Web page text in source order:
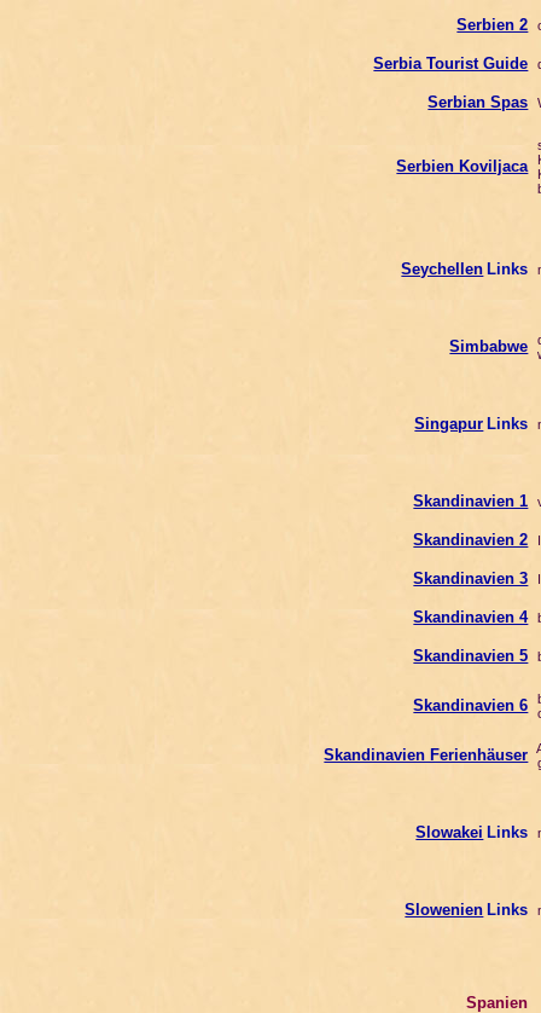
Serbien 2
Serbia Tourist Guide
Serbian Spas
Serbien Koviljaca
Seychellen Links
Simbabwe
Singapur Links
Skandinavien 1
Skandinavien 2
Skandinavien 3
Skandinavien 4
Skandinavien 5
Skandinavien 6
Skandinavien Ferienhäuser
Slowakei Links
Slowenien Links
Spanien